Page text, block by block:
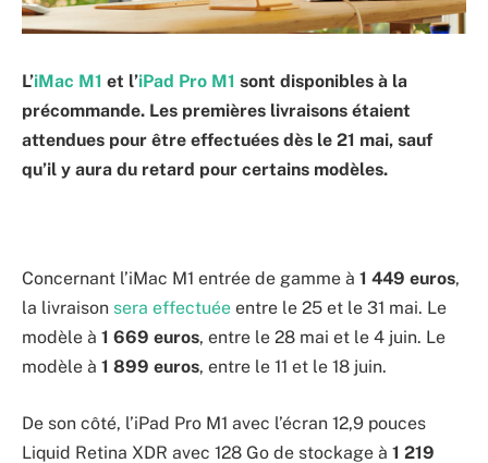
L’iMac M1 et l’iPad Pro M1 sont disponibles à la
précommande. Les premières livraisons étaient
attendues pour être effectuées dès le 21 mai, sauf
qu’il y aura du retard pour certains modèles.
Concernant l’iMac M1 entrée de gamme à 1 449 euros,
la livraison sera effectuée entre le 25 et le 31 mai. Le
modèle à 1 669 euros, entre le 28 mai et le 4 juin. Le
modèle à 1 899 euros, entre le 11 et le 18 juin.
De son côté, l’iPad Pro M1 avec l’écran 12,9 pouces
Liquid Retina XDR avec 128 Go de stockage à 1 219